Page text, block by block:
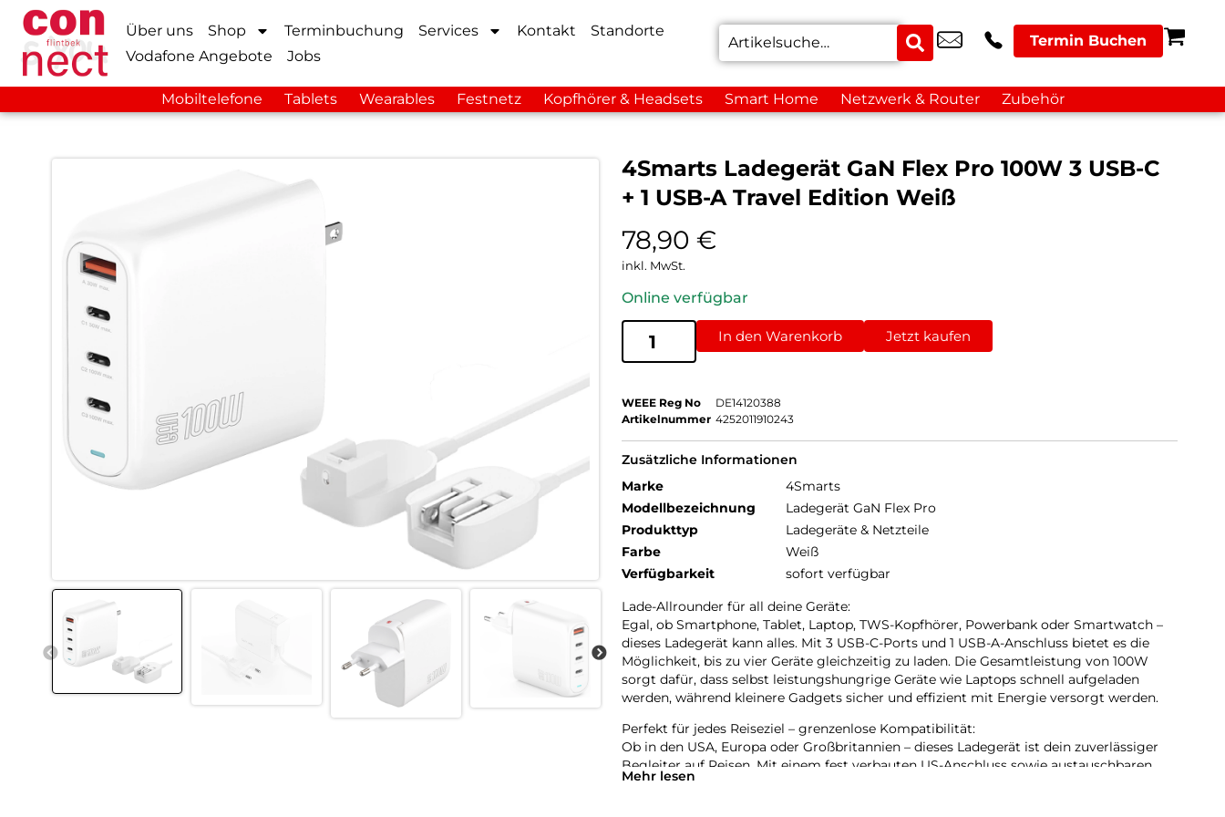
Über uns Shop Terminbuchung Services Kontakt
Standorte
Vodafone Angebote
Jobs
Termin Buchen
Mobiltelefone Tablets Wearables Festnetz Kopfhörer & Headsets Smart Home Netzwerk & Router Zubehör
4Smarts Ladegerät GaN Flex Pro 100W 3 USB-C
+ 1 USB-A Travel Edition Weiß
78,90 €
inkl. MwSt.
Online verfügbar
In den Warenkorb Jetzt kaufen
WEEE Reg No
DE14120388
Artikelnummer 4252011910243
Zusätzliche Informationen
Marke
4Smarts
Modellbezeichnung
Ladegerät GaN Flex Pro
Produkttyp
Ladegeräte & Netzteile
Farbe
Weiß
Verfügbarkeit
sofort verfügbar
Lade-Allrounder für all deine Geräte:
Egal, ob Smartphone, Tablet, Laptop, TWS-Kopfhörer, Powerbank oder Smartwatch –
dieses Ladegerät kann alles. Mit 3 USB-C-Ports und 1 USB-A-Anschluss bietet es die
Möglichkeit, bis zu vier Geräte gleichzeitig zu laden. Die Gesamtleistung von 100W
sorgt dafür, dass selbst leistungshungrige Geräte wie Laptops schnell aufgeladen
werden, während kleinere Gadgets sicher und effizient mit Energie versorgt werden.
Perfekt für jedes Reiseziel – grenzenlose Kompatibilität:
Ob in den USA, Europa oder Großbritannien – dieses Ladegerät ist dein zuverlässiger
Begleiter auf Reisen. Mit einem fest verbauten US-Anschluss sowie austauschbaren
EU- und UK-Adaptern bist du überall startklar. Besonders praktisch: Die Adapter
Mehr lesen